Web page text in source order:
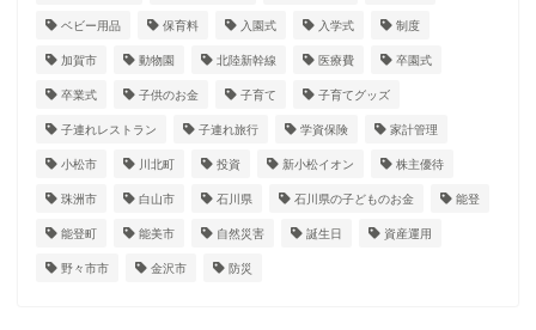
ベビー用品 保育料 入園式 入学式 制度
加賀市 動物園 北陸新幹線 医療費 卒園式
卒業式 子供のお金 子育て 子育てグッズ
子連れレストラン 子連れ旅行 学資保険 家計管理
小松市 川北町 投資 新小松イオン 株主優待
珠洲市 白山市 石川県 石川県の子どものお金 能登
能登町 能美市 自然災害 誕生日 資産運用
野々市市 金沢市 防災